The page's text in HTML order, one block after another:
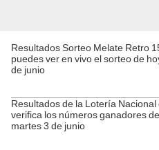
Resultados Sorteo Melate Retro
puedes ver en vivo el sorteo de
de junio
Resultados de la Lotería Nacional
verifica los números ganadores
martes 3 de junio